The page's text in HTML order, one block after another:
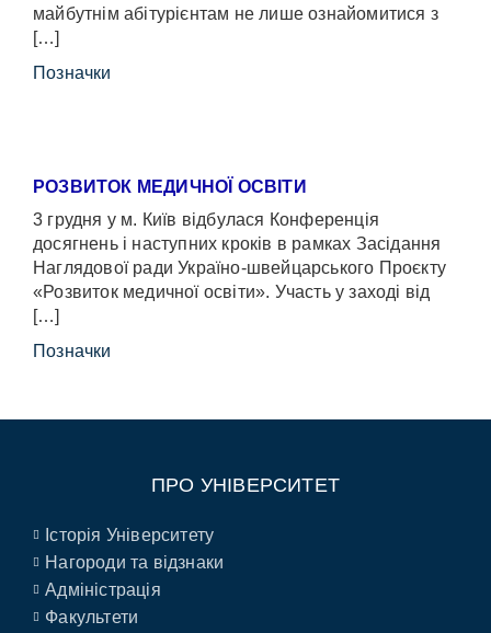
майбутнім абітурієнтам не лише ознайомитися з
[…]
Позначки
РОЗВИТОК МЕДИЧНОЇ ОСВІТИ
3 грудня у м. Київ відбулася Конференція
досягнень і наступних кроків в рамках Засідання
Наглядової ради Україно-швейцарського Проєкту
«Розвиток медичної освіти». Участь у заході від
[…]
Позначки
ПРО УНІВЕРСИТЕТ
Історія Університету
Нагороди та відзнаки
Адміністрація
Факультети